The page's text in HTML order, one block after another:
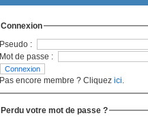
Connexion
Pseudo :
Mot de passe :
Pas encore membre ? Cliquez ici.
Perdu votre mot de passe ?